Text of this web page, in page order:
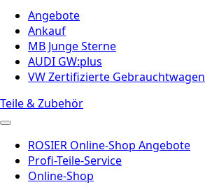
Angebote
Ankauf
MB Junge Sterne
AUDI GW:plus
VW Zertifizierte Gebrauchtwagen
Teile & Zubehör
ROSIER Online-Shop Angebote
Profi-Teile-Service
Online-Shop